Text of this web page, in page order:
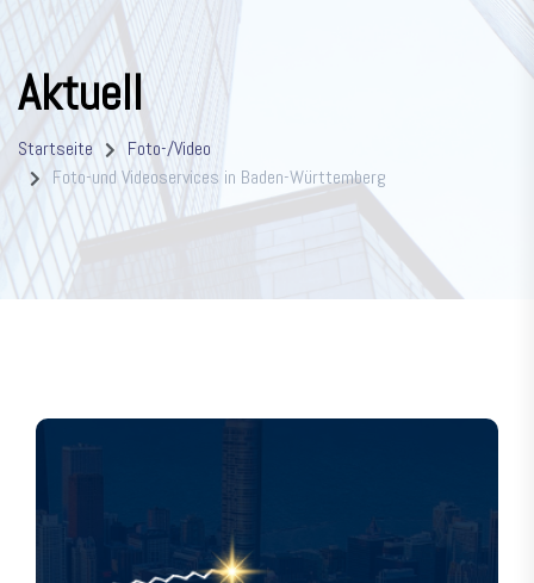
Aktuell
Startseite
Foto-/Video
Foto-und Videoservices in Baden-Württemberg